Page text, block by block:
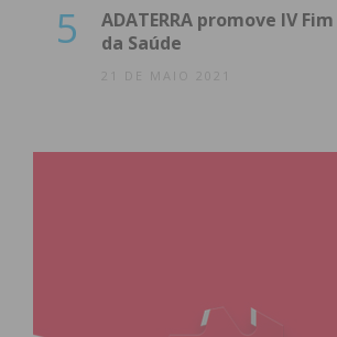
5
ADATERRA promove IV
da Saúde
21 DE MAIO 2021